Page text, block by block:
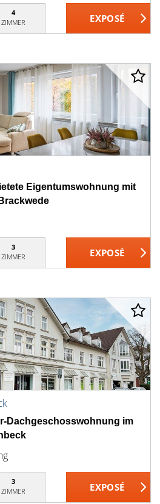
4
ZIMMER
Eigentumswohnung mit
3
ZIMMER
Dachgeschosswohnung im
3
ZIMMER